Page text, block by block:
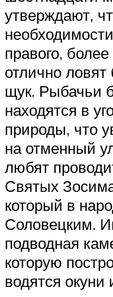
утверждают,
правого, более
отлично
щук. Рыбачьи
находятся в
природы, что
на отменный
любят
Святых
который в
Соловецким.
подводная
которую
водятся окуни